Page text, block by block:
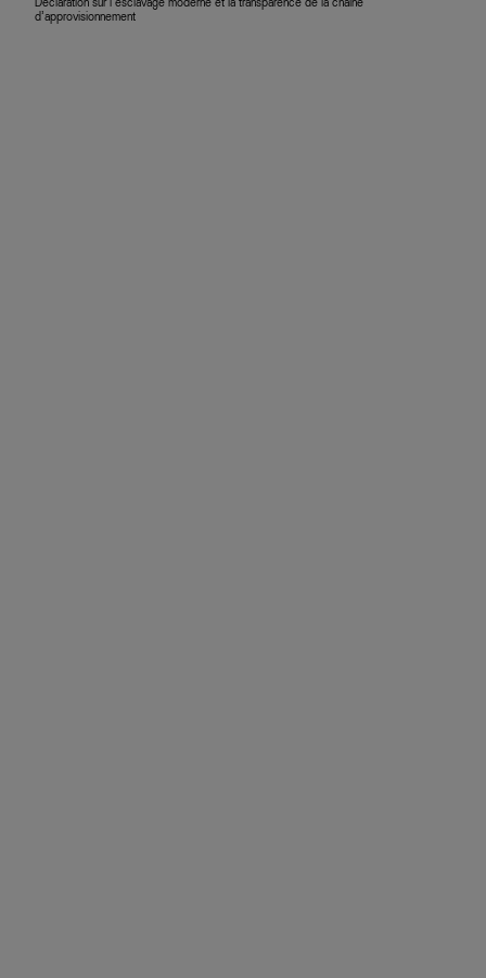
Déclaration sur l’esclavage moderne et la transparence de la chaîne
d’approvisionnement